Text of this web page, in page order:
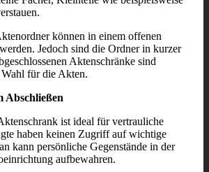
können in einem offenen
Jedoch sind die Ordner in kurzer
Aktenschränke sind
für die Akten.
Abschließen
ist ideal für vertrauliche
haben keinen Zugriff auf wichtige
kann persönliche Gegenstände in der
aufbewahren.